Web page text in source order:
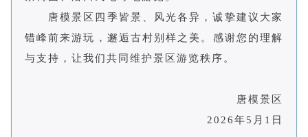
唐模景区四季皆景、风光各异，诚挚建议大家
错峰前来游玩，邂逅古村别样之美。感谢您的理解
与支持，让我们共同维护景区游览秩序。
唐模景区
2026年5月1日